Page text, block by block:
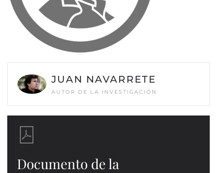
JUAN NAVARRETE
AUTOR DE LA INVESTIGACIÓN
Documento de la